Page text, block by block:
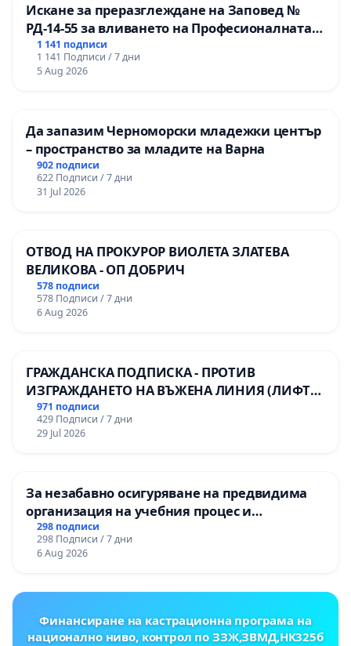
Искане за преразглеждане на Заповед №
РД-14-55 за вливането на Професионалната
гимназия по промишлени технологии в
Професионалната гимназия по икономика и
мениджмънт – гр. Пазарджик
1 141 подписи
1 141 Подписи / 7 дни
5 Aug 2026
Да запазим Черноморски младежки център
– пространство за младите на Варна
902 подписи
622 Подписи / 7 дни
31 Jul 2026
ОТВОД НА ПРОКУРОР ВИОЛЕТА ЗЛАТЕВА
ВЕЛИКОВА - ОП ДОБРИЧ
578 подписи
578 Подписи / 7 дни
6 Aug 2026
ГРАЖДАНСКА ПОДПИСКА - ПРОТИВ
ИЗГРАЖДАНЕТО НА ВЪЖЕНА ЛИНИЯ (ЛИФТ)
НА ТЕРИТОРИЯТА НА ПРИРОДНА
ЗАБЕЛЕЖИТЕЛНОСТ „ХЪЛМ НА
ОСВОБОДИТЕЛИТЕ“ (БУНАРДЖИК)
971 подписи
429 Подписи / 7 дни
29 Jul 2026
За незабавно осигуряване на предвидима
организация на учебния процес и
гарантиране на правото на равнопоставено
и качествено образование на учениците от
ОУ „Княз Александър I“ и Хуманитарна
298 подписи
298 Подписи / 7 дни
6 Aug 2026
Финансиране на кастрационна програма на
национално ниво, контрол по ЗЗЖ,ЗВМД,НК325б